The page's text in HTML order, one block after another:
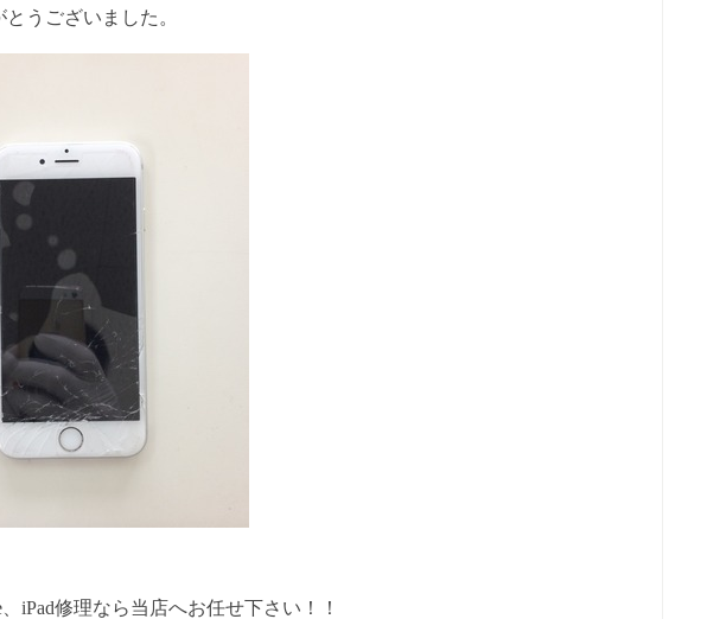
うございました。
iPad修理なら当店へお任せ下さい！！